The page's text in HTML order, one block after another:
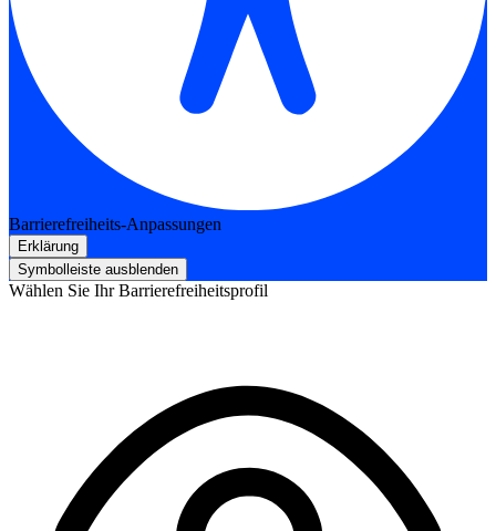
Barrierefreiheits-Anpassungen
Erklärung
Symbolleiste ausblenden
Wählen Sie Ihr Barrierefreiheitsprofil